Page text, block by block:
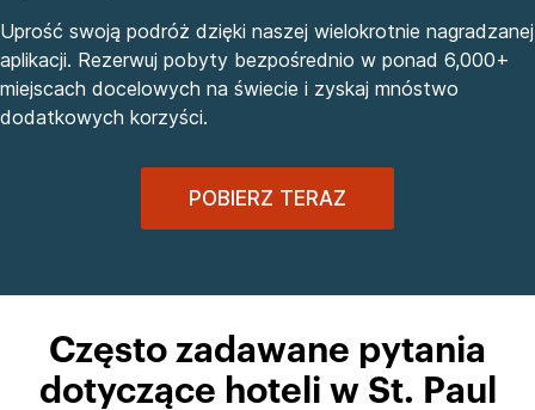
Uprość swoją podróż dzięki naszej wielokrotnie nagradzanej
aplikacji. Rezerwuj pobyty bezpośrednio w ponad 6,000+
miejscach docelowych na świecie i zyskaj mnóstwo
dodatkowych korzyści.
POBIERZ TERAZ
Często zadawane pytania
dotyczące hoteli w St. Paul